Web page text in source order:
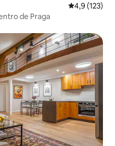
4,9 de uma
4,9 (123)
de Praga
dos hóspedes